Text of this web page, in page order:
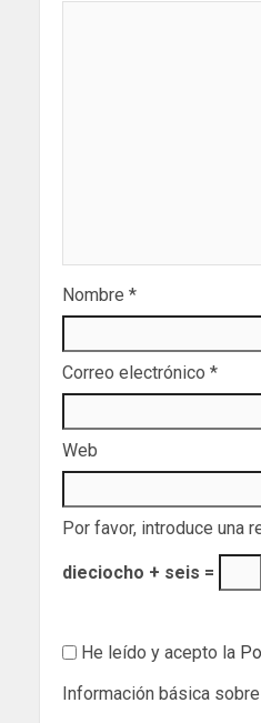
Nombre *
Correo electrónico *
Web
Por favor, introduce una
dieciocho + seis =
He leído y acepto la
Información básica